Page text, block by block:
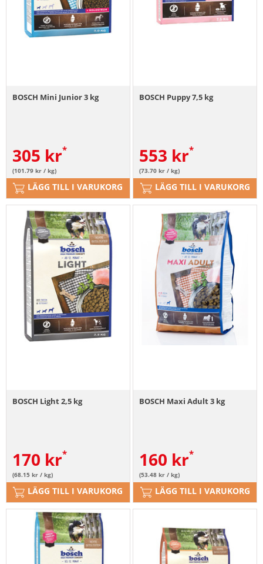
BOSCH Mini Junior 3 kg
305 kr
(101.79 kr / kg)
LÄGG TILL I VARUKORG
BOSCH Puppy 7,5 kg
553 kr
(73.70 kr / kg)
LÄGG TILL I VARUKORG
BOSCH Light 2,5 kg
170 kr
(68.15 kr / kg)
LÄGG TILL I VARUKORG
BOSCH Maxi Adult 3 kg
160 kr
(53.48 kr / kg)
LÄGG TILL I VARUKORG